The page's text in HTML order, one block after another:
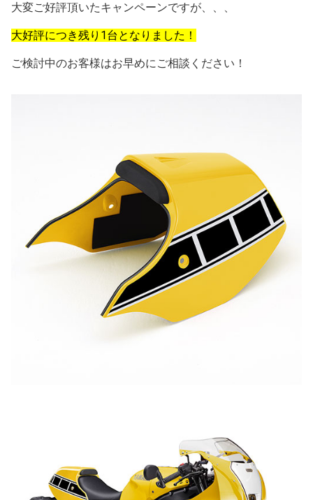
大変ご好評頂いたキャンペーンですが、、、
大好評につき残り1台となりました！
ご検討中のお客様はお早めにご相談ください！